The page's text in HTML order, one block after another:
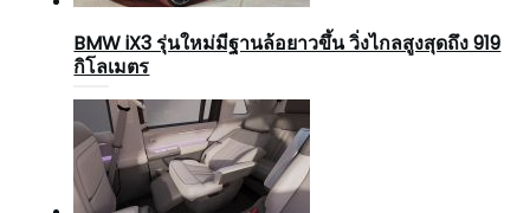
BMW iX3 รุ่นใหม่มีฐานล้อยาวขึ้น วิ่งไกลสูงสุดถึง 919
กิโลเมตร